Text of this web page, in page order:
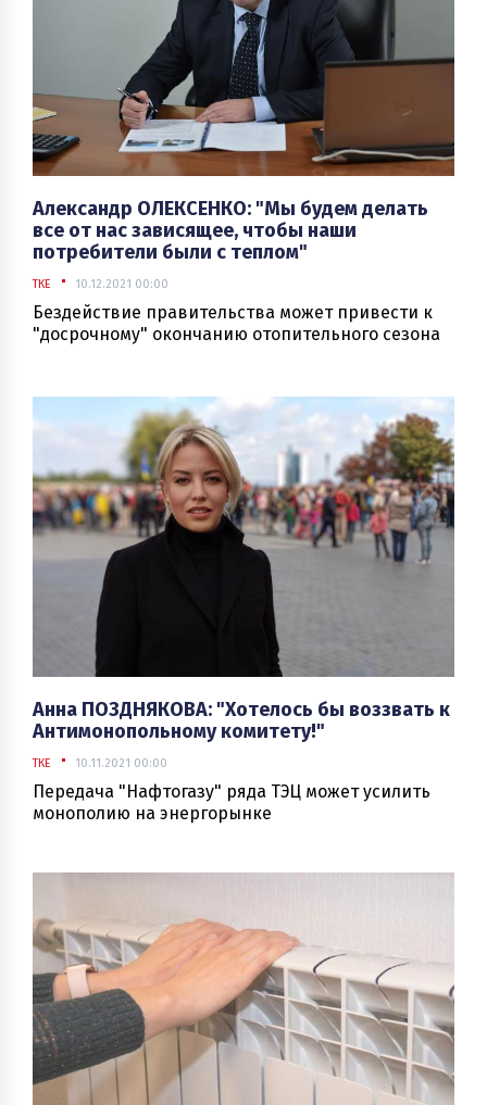
Александр ОЛЕКСЕНКО: "Мы будем делать
все от нас зависящее, чтобы наши
потребители были с теплом"
ТКЕ 10.12.2021 00:00
Бездействие правительства может привести к
"досрочному" окончанию отопительного сезона
Анна ПОЗДНЯКОВА: "Хотелось бы воззвать к
Антимонопольному комитету!"
ТКЕ 10.11.2021 00:00
Передача "Нафтогазу" ряда ТЭЦ может усилить
монополию на энергорынке